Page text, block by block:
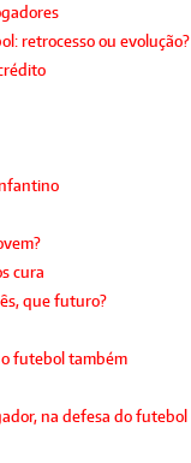
retrocesso ou evolução?
cura
que futuro?
futebol também
na defesa do futebol